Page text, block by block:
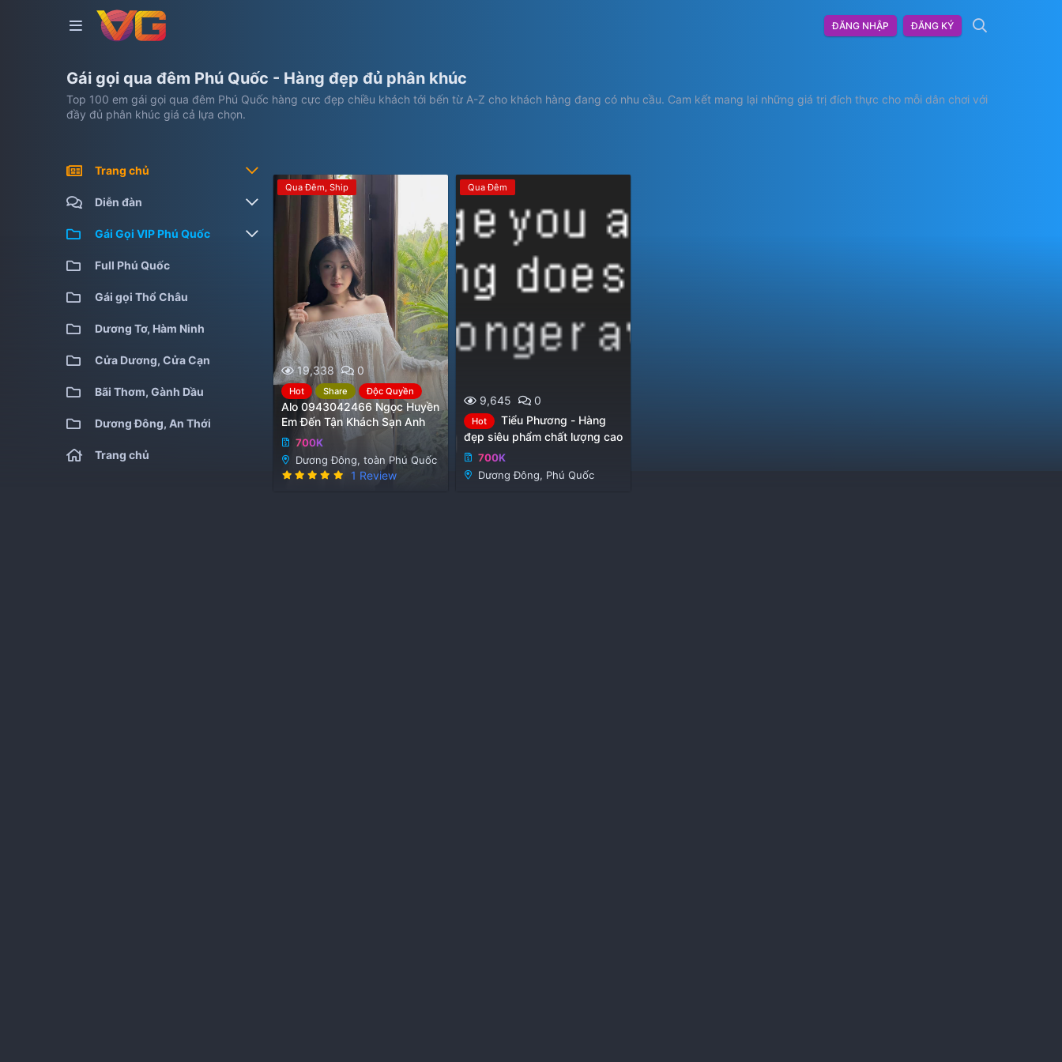
ĐĂNG NHẬP ĐĂNG KÝ
Gái gọi qua đêm Phú Quốc - Hàng đẹp đủ phân khúc
Top 100 em gái gọi qua đêm Phú Quốc hàng cực đẹp chiều khách tới bến từ A-Z cho khách hàng đang có nhu cầu. Cam kết mang lại những giá trị đích thực cho mỗi dân chơi với
đầy đủ phân khúc giá cả lựa chọn.
Trang chủ
Gái gọi kiểm định
Gái gọi cao cấp
Gái gọi siêu cấp
Diễn đàn
Bài viết mới
Tìm chủ đề
Gái Gọi VIP Phú Quốc
Full Phú Quốc
Full Phú Quốc
Gái gọi Thổ Châu
Dương Tơ, Hàm Ninh
Cửa Dương, Cửa Cạn
Bãi Thơm, Gành Dầu
Dương Đông, An Thới
Trang chủ
Qua Đêm Ship
19,338 0
Hot Share Độc Quyền
Alo 0943042466 Ngọc Huyền
Em Đến Tận Khách Sạn Anh
700K
Dương Đông, toàn Phú Quốc
5 1 Review
Qua Đêm
9,645 0
Hot
Tiểu Phương - Hàng
đẹp siêu phẩm chất lượng cao
700K
Dương Đông, Phú Quốc